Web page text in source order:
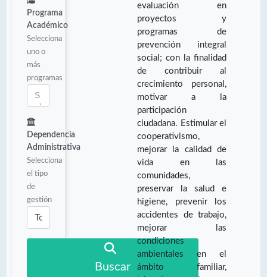
Programa
Académico
Selecciona
uno o
más
programas
Dependencia
Administrativa
Selecciona
el tipo
de
gestión
Buscar
evaluación en
proyectos y
programas de
prevención integral
social; con la finalidad
de contribuir al
crecimiento personal,
motivar a la
participación
ciudadana. Estimular el
cooperativismo,
mejorar la calidad de
vida en las
comunidades,
preservar la salud e
higiene, prevenir los
accidentes de trabajo,
mejorar las
condiciones
ambientales en el
ámbito familiar,